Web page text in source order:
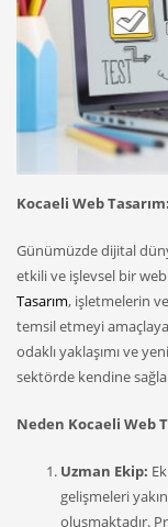
Kocaeli Web
Günümüzde dijital
etkili ve işlevsel bir
Tasarım, işletmelerin
temsil etmeyi
odaklı yaklaşımı ve
sektörde kendine
Neden Kocaeli Web
Uzman Ekip:
gelişmeleri
oluşmaktadır.